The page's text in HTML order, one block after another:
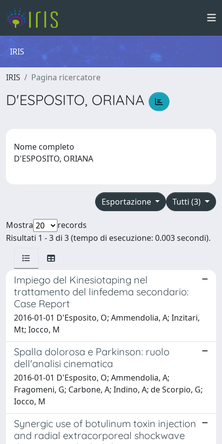
IRIS
IRIS Pagina ricercatore
D'ESPOSITO, ORIANA
Nome completo
D'ESPOSITO, ORIANA
Tutti (3)
Esportazione
Mostra
records
Risultati 1 - 3 di 3 (tempo di esecuzione: 0.003 secondi).
Impiego del Kinesiotaping nel
trattamento del linfedema secondario:
Case Report
2016-01-01 D'Esposito, O; Ammendolia, A; Inzitari,
Mt; Iocco, M
Spalla dolorosa e Parkinson: ruolo
dell'analisi cinematica
2016-01-01 D'Esposito, O; Ammendolia, A;
Fragomeni, G; Carbone, A; Indino, A; de Scorpio, G;
Iocco, M
Synergic use of botulinum toxin injection
and radial extracorporeal shockwave